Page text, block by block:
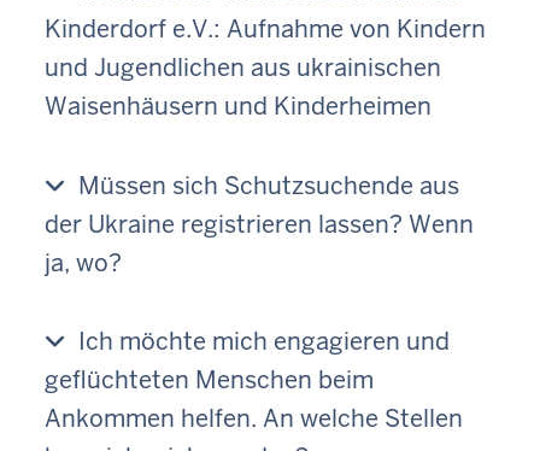
Kinderdorf e.V.: Aufnahme von Kindern
und Jugendlichen aus ukrainischen
Waisenhäusern und Kinderheimen
Müssen sich Schutzsuchende aus
der Ukraine registrieren lassen? Wenn
ja, wo?
Ich möchte mich engagieren und
geflüchteten Menschen beim
Ankommen helfen. An welche Stellen